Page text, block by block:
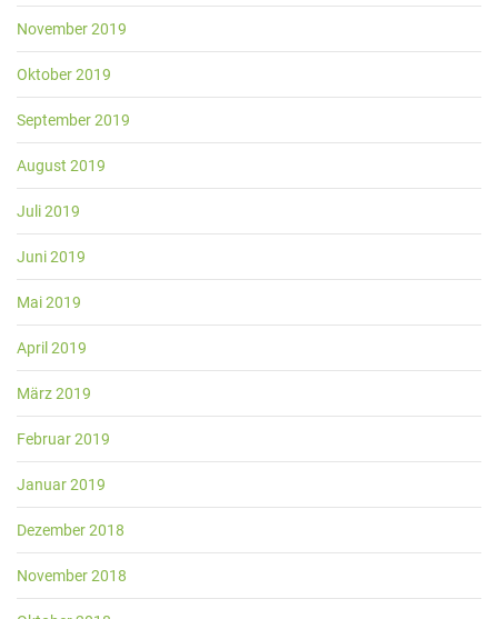
November 2019
Oktober 2019
September 2019
August 2019
Juli 2019
Juni 2019
Mai 2019
April 2019
März 2019
Februar 2019
Januar 2019
Dezember 2018
November 2018